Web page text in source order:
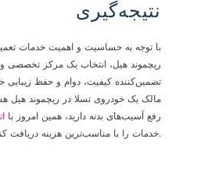
نتیجه‌گیری
با توجه به حساسیت و اهمیت خدمات
ریچموند هیل، انتخاب یک مرکز تخصصی و
تضمین‌کننده کیفیت، دوام و حفظ
مالک یک خودروی تسلا در ریچموند هیل
رفع آسیب‌های بدنه دارید، همین امروز با
خدمات را با مناسب‌ترین هزینه دریافت کنید.